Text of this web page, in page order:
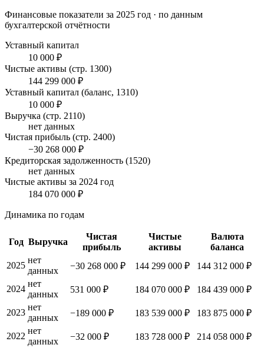
Финансовые показатели за 2025 год · по данным
бухгалтерской отчётности
Уставный капитал
10 000 ₽
Чистые активы (стр. 1300)
144 299 000 ₽
Уставный капитал (баланс, 1310)
10 000 ₽
Выручка (стр. 2110)
нет данных
Чистая прибыль (стр. 2400)
−30 268 000 ₽
Кредиторская задолженность (1520)
нет данных
Чистые активы за 2024 год
184 070 000 ₽
Динамика по годам
Год Выручка
Чистая
прибыль
Чистые
активы
Валюта
баланса
2025
нет
данных
−30 268 000 ₽ 144 299 000 ₽ 144 312 000 ₽
2024
нет
данных
531 000 ₽ 184 070 000 ₽ 184 439 000 ₽
2023
нет
данных
−189 000 ₽ 183 539 000 ₽ 183 875 000 ₽
2022
нет
данных
−32 000 ₽ 183 728 000 ₽ 214 058 000 ₽